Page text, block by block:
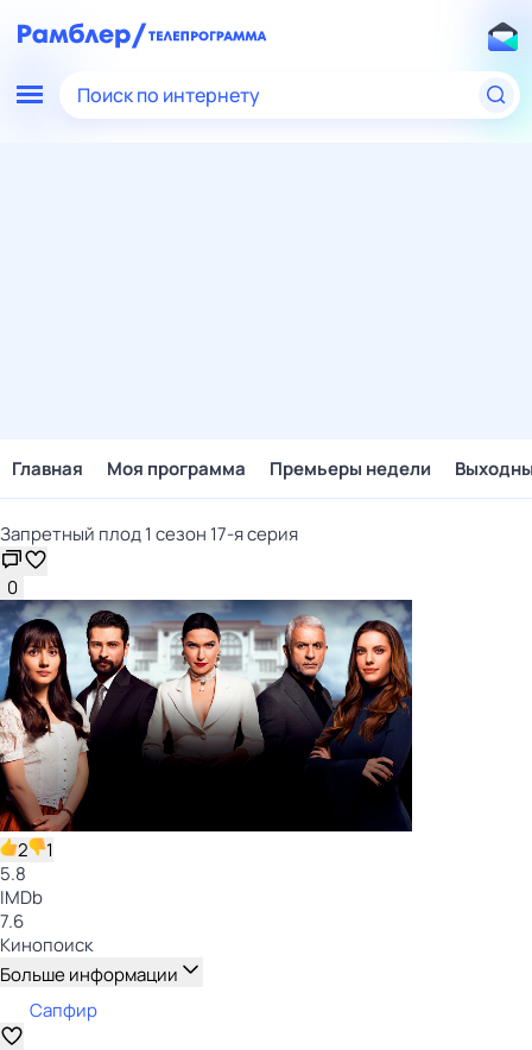
Поиск по интернету
Главная Моя программа Премьеры недели
Запретный плод 1 сезон 17-я серия
0
2
1
5.8
IMDb
7.6
Кинопоиск
Больше информации
Сапфир